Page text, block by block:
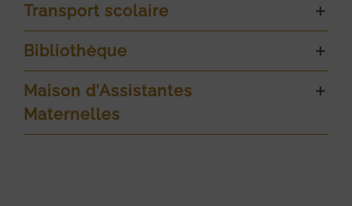
Transport scolaire
Bibliothèque
Maison d’Assistantes
Maternelles